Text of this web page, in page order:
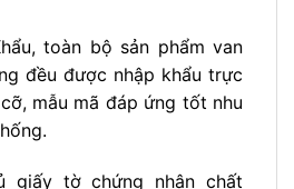
toàn bộ sản phẩm van
đều được nhập khẩu trực
mẫu mã đáp ứng tốt nhu
giấy tờ chứng nhận chất